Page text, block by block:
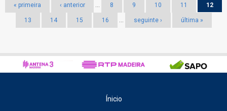
« primeira ‹ anterior … 8 9 10 11 12
13 14 15 16 … seguinte › última »
Ínicio